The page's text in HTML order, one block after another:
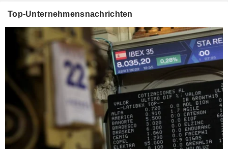
Top-Unternehmensnachrichten